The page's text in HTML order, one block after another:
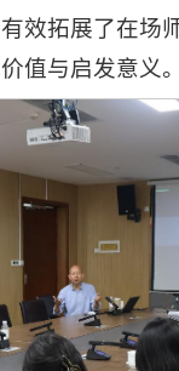
效拓展了在场
值与启发意义。